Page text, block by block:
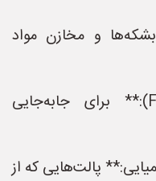
و مخازن مواد
* **فارچ (Fork Extension):** برای جابه‌جایی
پالت‌هایی که از